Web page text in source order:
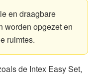
en draagbare
worden opgezet en
ruimtes.
de Intex Easy Set,